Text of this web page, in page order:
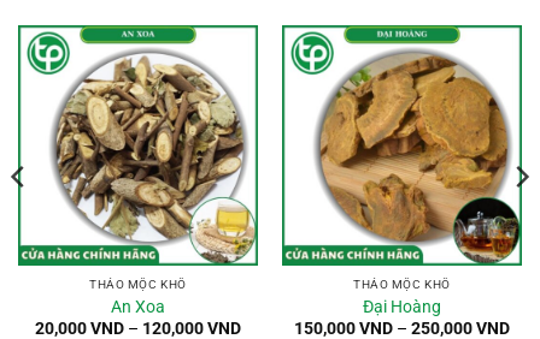
THẢO MỘC KHÔ
An Xoa
20,000VND – 120,000VNDKhoảng
THẢO MỘC KHÔ
Đại Hoàng
150,000VND – 250,000VND